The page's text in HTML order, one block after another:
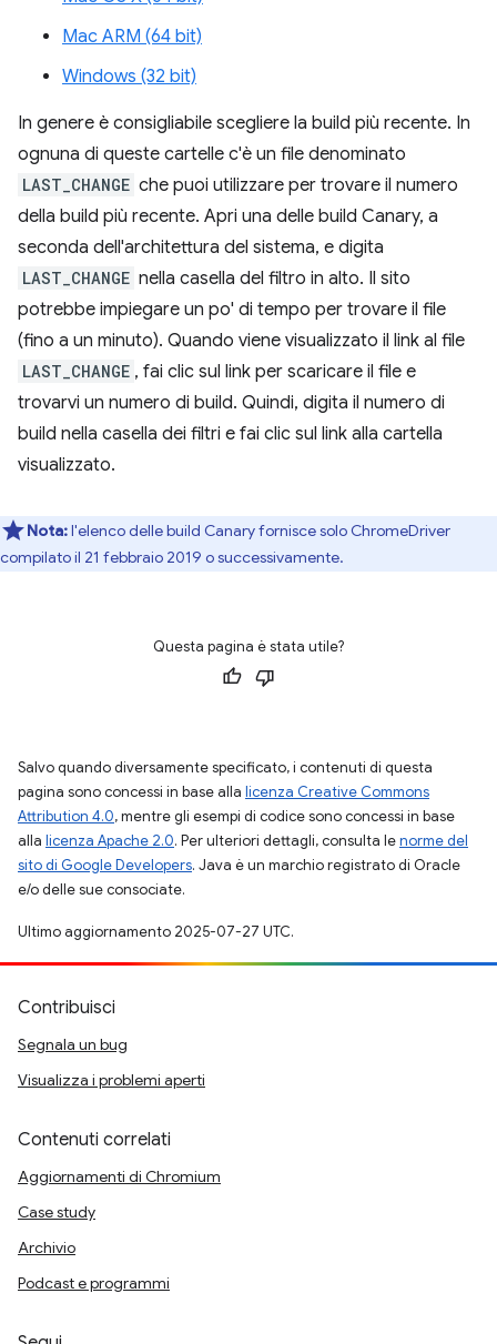
Mac ARM (64 bit)
Windows (32 bit)
In genere è consigliabile scegliere la build più recente. In
ognuna di queste cartelle c'è un file denominato
LAST_CHANGE che puoi utilizzare per trovare il numero
della build più recente. Apri una delle build Canary, a
seconda dell'architettura del sistema, e digita
LAST_CHANGE nella casella del filtro in alto. Il sito
potrebbe impiegare un po' di tempo per trovare il file
(fino a un minuto). Quando viene visualizzato il link al file
LAST_CHANGE , fai clic sul link per scaricare il file e
trovarvi un numero di build. Quindi, digita il numero di
build nella casella dei filtri e fai clic sul link alla cartella
visualizzato.
Nota:l'elenco delle build Canary fornisce solo ChromeDriver
compilato il 21 febbraio 2019 o successivamente.
Questa pagina è stata utile?
Salvo quando diversamente specificato, i contenuti di questa
pagina sono concessi in base alla licenza Creative Commons
Attribution 4.0, mentre gli esempi di codice sono concessi in base
alla licenza Apache 2.0. Per ulteriori dettagli, consulta lenorme del
sito di Google Developers. Java è un marchio registrato di Oracle
e/o delle sue consociate.
Ultimo aggiornamento 2025-07-27 UTC.
Contribuisci
Segnala un bug
Visualizza i problemi aperti
Contenuti correlati
Aggiornamenti di Chromium
Case study
Archivio
Podcast e programmi